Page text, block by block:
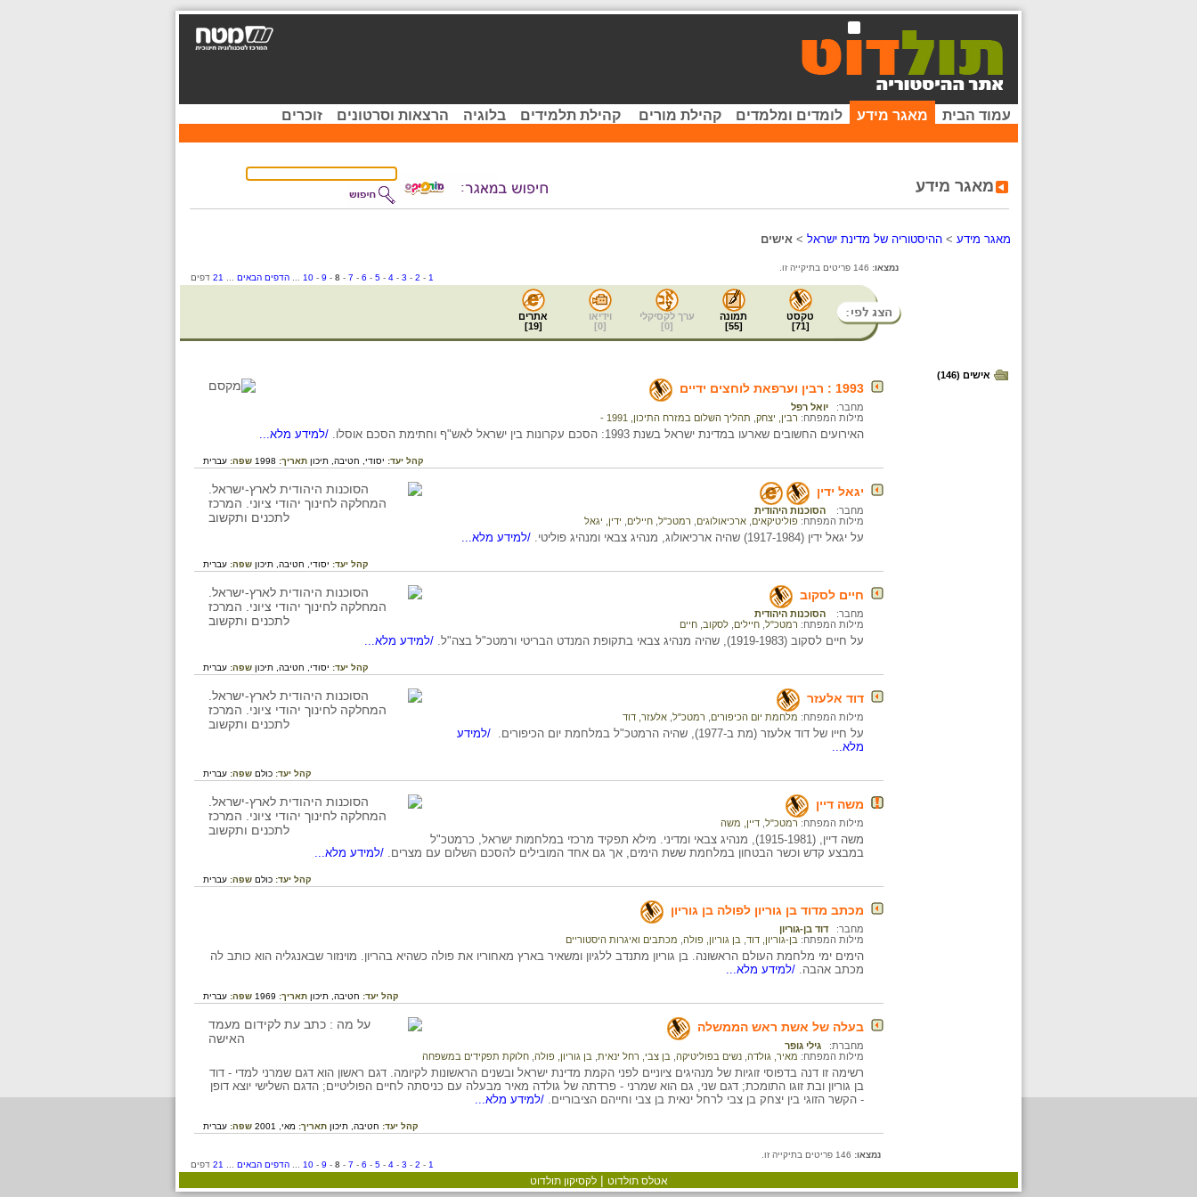
עמוד הבית מאגר מידע לומדים ומלמדים קהילת מורים קהילת תלמידים בלוגיה הרצאות וסרטונים זוכרים
מאגר מידע
מאגר מידע > ההיסטוריה של מדינת ישראל > אישים
נמצאו:
1
-
2
-
3
-
4
-
5
-
6
-
7
-
8
-
9
-
10 הדפים הבאים 21 דפים
טקסט
[
71
]
תמונה
[
55
]
ערך לקסיקלי
[
0
]
וידיאו
[
0
]
אתרים
[
19
]
אישים (146)
1993 : רבין וערפאת לוחצים ידיים
מחבר:
יואל רפל
מילות המפתח: רבין, יצחק תהליך השלום במזרח התיכון, 1991 -
האירועים החשובים שארעו במדינת ישראל בשנת 1993: הסכם עקרונות בין ישראל לאש"ף וחתימת הסכם אוסלו. /למידע מלא...
קהל יעד: יסודי, חטיבה, תיכון תאריך: 1998 שפה: עברית
יגאל ידין
מחבר:
הסוכנות היהודית
מילות המפתח: פוליטיקאים ארכיאולוגים רמטכ"ל חיילים ידין, יגאל
על יגאל ידין (1917-1984) שהיה ארכיאולוג, מנהיג צבאי ומנהיג פוליטי. /למידע מלא...
קהל יעד: יסודי, חטיבה, תיכון שפה: עברית
חיים לסקוב
מחבר:
הסוכנות היהודית
מילות המפתח: רמטכ"ל חיילים לסקוב, חיים
על חיים לסקוב (1919-1983), שהיה מנהיג צבאי בתקופת המנדט הבריטי ורמטכ"ל בצה"ל. /למידע מלא...
קהל יעד: יסודי, חטיבה, תיכון שפה: עברית
דוד אלעזר
מילות המפתח: מלחמת יום הכיפורים רמטכ"ל אלעזר, דוד
על חייו של דוד אלעזר (מת ב-1977), שהיה הרמטכ"ל במלחמת יום הכיפורים.
/למידע
מלא...
קהל יעד: כולם שפה: עברית
משה דיין
מילות המפתח: רמטכ"ל דיין, משה
משה דיין, (1915-1981), מנהיג צבאי ומדיני. מילא תפקיד מרכזי במלחמות ישראל, כרמטכ"ל
במבצע קדש וכשר הבטחון במלחמת ששת הימים, אך גם אחד המובילים להסכם השלום עם מצרים. /למידע מלא...
קהל יעד: כולם שפה: עברית
מכתב מדוד בן גוריון לפולה בן גוריון
מחבר:
דוד בן-גוריון
מילות המפתח: בן-גוריון, דוד בן גוריון, פולה מכתבים ואיגרות היסטוריים
הימים ימי מלחמת העולם הראשונה. בן גוריון מתנדב ללגיון ומשאיר בארץ מאחוריו את פולה כשהיא בהריון. מוינזור שבאנגליה הוא כותב לה
מכתב אהבה. /למידע מלא...
קהל יעד: חטיבה, תיכון תאריך: 1969 שפה: עברית
בעלה של אשת ראש הממשלה
מחברת:
גילי גופר
מילות המפתח: מאיר, גולדה נשים בפוליטיקה בן צבי, רחל ינאית בן גוריון, פולה חלוקת תפקידים במשפחה
רשימה זו דנה בדפוסי זוגיות של מנהיגים ציוניים לפני הקמת מדינת ישראל ובשנים הראשונות לקיומה. דגם ראשון הוא דגם שמרני למדי - דוד
בן גוריון ובת זוגו התומכת; דגם שני, גם הוא שמרני - פרדתה של גולדה מאיר מבעלה עם כניסתה לחיים הפוליטיים; הדגם השלישי יוצא דופן
- הקשר הזוגי בין יצחק בן צבי לרחל ינאית בן צבי וחייהם הציבוריים. /למידע מלא...
קהל יעד: חטיבה, תיכון תאריך: מאי, 2001 שפה: עברית
נמצאו:
1
-
2
-
3
-
4
-
5
-
6
-
7
-
8
-
9
-
10 הדפים הבאים 21 דפים
אטלס תולדוט |לקסיקון תולדוט